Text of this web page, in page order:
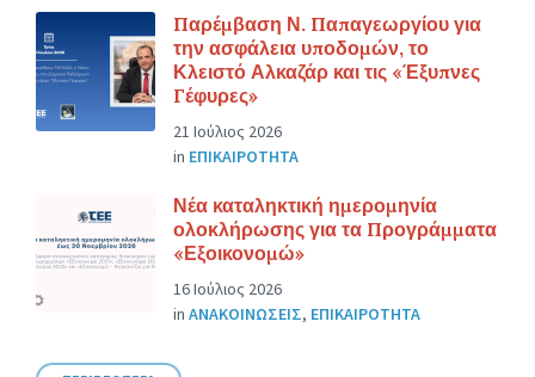
Παρέμβαση Ν. Παπαγεωργίου για
την ασφάλεια υποδομών, το
Κλειστό Αλκαζάρ και τις «Έξυπνες
Γέφυρες»
21 Ιούλιος 2026
in ΕΠΙΚΑΙΡΟΤΗΤΑ
Νέα καταληκτική ημερομηνία
ολοκλήρωσης για τα Προγράμματα
«Εξοικονομώ»
16 Ιούλιος 2026
in ΑΝΑΚΟΙΝΩΣΕΙΣ, ΕΠΙΚΑΙΡΟΤΗΤΑ